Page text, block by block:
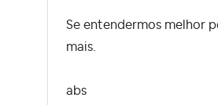
Se entendermos melhor
mais.
abs